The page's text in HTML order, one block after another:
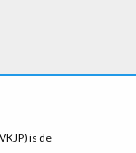
is de